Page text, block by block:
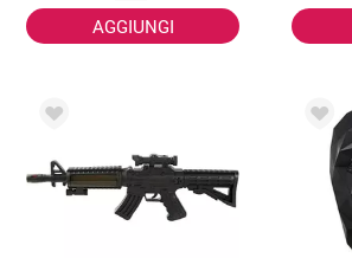
AGGIUNGI